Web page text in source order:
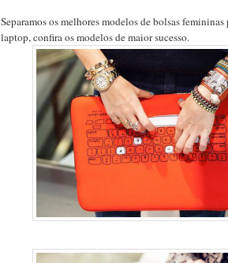
Separamos os melhores modelos de bolsas
laptop, confira os modelos de maior sucesso.